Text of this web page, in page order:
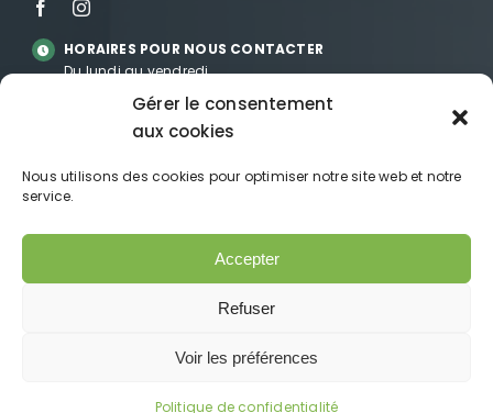
Gérer le consentement
aux cookies
Nous utilisons des cookies pour optimiser notre site web et notre
service.
Accepter
Refuser
Voir les préférences
Politique de confidentialité
HORAIRES POUR NOUS CONTACTER
Du lundi au vendredi
09h-12h et 14h-18h
NOUS CONTACTERPAR MAIL
PARRAINAGE
POLITIQUE DE CONFIDENTIALITÉ
FOIRE AUX QUESTIONS
Copyright © 2022 – CDM. Tous droits réservés. Réalisation